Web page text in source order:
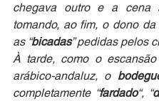
chegava outro e a cena
tomando, ao fim, o dono
as “bicadas” pedidas pelos
À tarde, como o
arábico-andaluz, o
completamente “fardado“, “